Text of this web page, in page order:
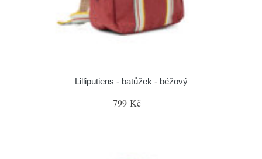
Lilliputiens - batůžek - béžový
799 Kč